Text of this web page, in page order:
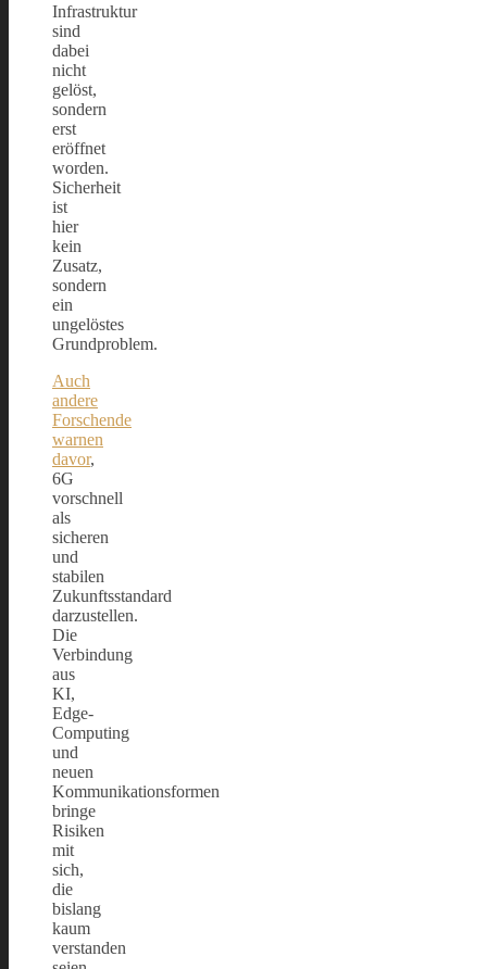
Infrastruktur
sind
dabei
nicht
gelöst,
sondern
erst
eröffnet
worden.
Sicherheit
ist
hier
kein
Zusatz,
sondern
ein
ungelöstes
Grundproblem.
Auch
andere
Forschende
warnen
davor,
6G
vorschnell
als
sicheren
und
stabilen
Zukunftsstandard
darzustellen.
Die
Verbindung
aus
KI,
Edge-
Computing
und
neuen
Kommunikationsformen
bringe
Risiken
mit
sich,
die
bislang
kaum
verstanden